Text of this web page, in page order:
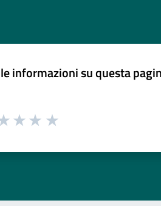
informazioni su questa